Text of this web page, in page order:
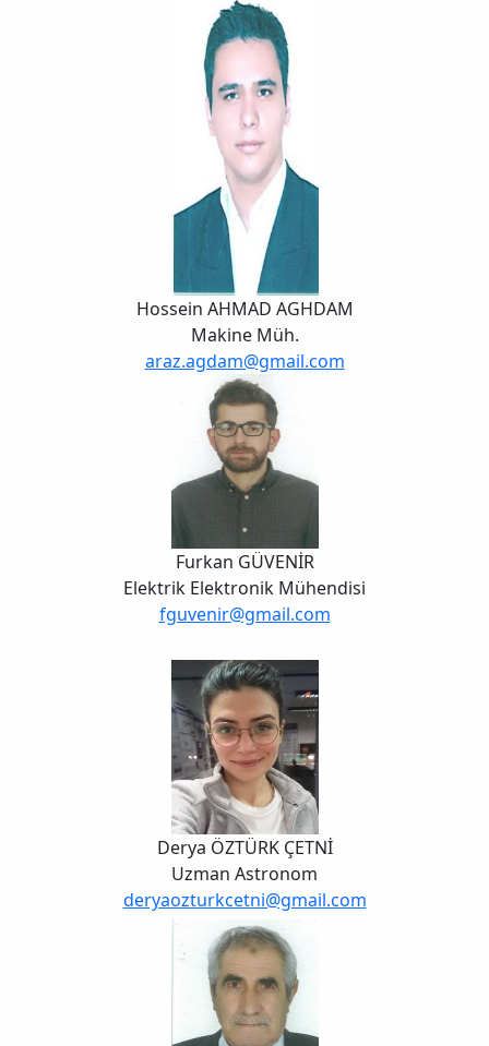
Hossein AHMAD AGHDAM
Makine Müh.
araz.agdam@gmail.com
Furkan GÜVENİR
Elektrik Elektronik Mühendisi
fguvenir@gmail.com
Derya ÖZTÜRK ÇETNİ
Uzman Astronom
deryaozturkcetni@gmail.com